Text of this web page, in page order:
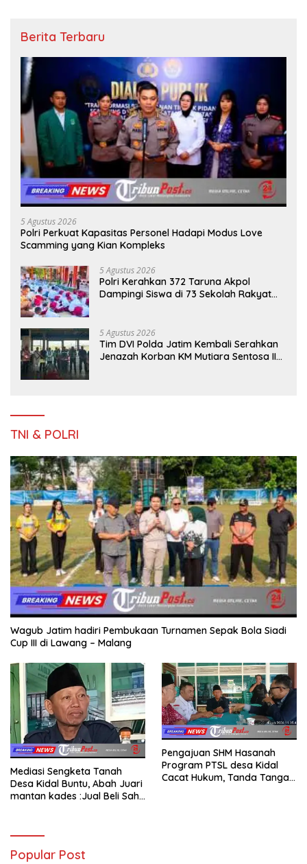
Berita Terbaru
5 Agustus 2026
Polri Perkuat Kapasitas Personel Hadapi Modus Love
Scamming yang Kian Kompleks
5 Agustus 2026
Polri Kerahkan 372 Taruna Akpol
Dampingi Siswa di 73 Sekolah Rakyat
5 Agustus 2026
Tim DVI Polda Jatim Kembali Serahkan
Jenazah Korban KM Mutiara Sentosa II
TNI & POLRI
Wagub Jatim hadiri Pembukaan Turnamen Sepak Bola Siadi
Cup III di Lawang – Malang
Mediasi Sengketa Tanah
Desa Kidal Buntu, Abah Juari
mantan kades :Jual Beli Sah,
Membatalkan Hak Warga.
Pengajuan SHM Hasanah
Program PTSL desa Kidal
Cacat Hukum, Tanda Tangan
Popular Post